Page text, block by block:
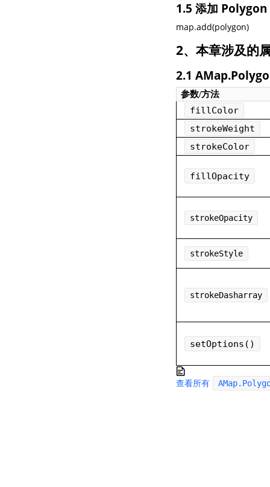
1.5 添加 Polygon
map.add(polygon)
2、本章涉及的
2.1
参数/方法
fillColor
strokeWeight
strokeColor
fillOpacity
strokeOpacity
strokeStyle
strokeDasharray
setOptions()
查看所有